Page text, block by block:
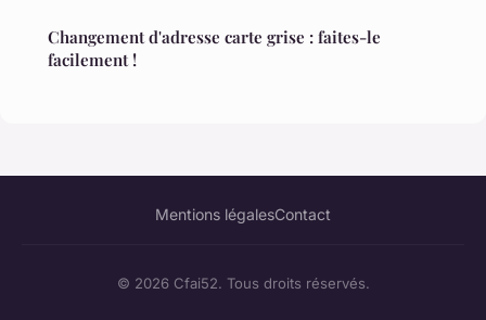
Changement d'adresse carte grise : faites-le
facilement !
Mentions légalesContact
© 2026 Cfai52. Tous droits réservés.